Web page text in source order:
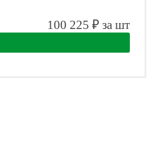
100 225 ₽ за шт